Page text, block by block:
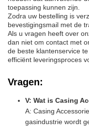
toepassing kunnen zijn.
Zodra uw bestelling is
bevestigingsmail met de
Als u vragen heeft over
dan niet om contact met
de beste klantenservice
efficiënt leveringsproces
Vragen:
V: Wat is Casing
A: Casing
gasindustrie wordt